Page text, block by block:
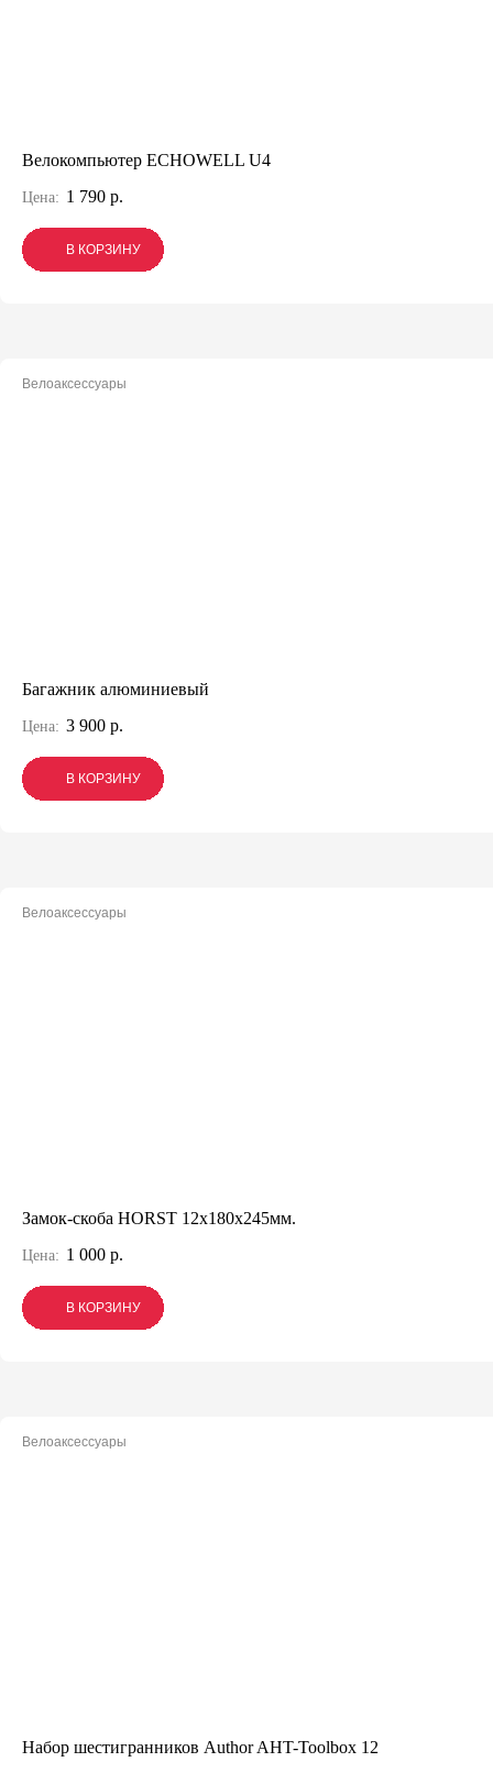
Велокомпьютер ECHOWELL U4
Цена: 1 790 р.
В КОРЗИНУ
В КОРЗИНУ
В КОРЗИНУ
Велоаксессуары
Багажник алюминиевый
Цена: 3 900 р.
В КОРЗИНУ
В КОРЗИНУ
В КОРЗИНУ
Велоаксессуары
Замок-скоба HORST 12x180x245мм.
Цена: 1 000 р.
В КОРЗИНУ
В КОРЗИНУ
В КОРЗИНУ
Велоаксессуары
Набор шестигранников Author AHT-Toolbox 12